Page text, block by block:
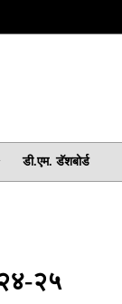
डी.एम. डॅशबोर्ड
२५